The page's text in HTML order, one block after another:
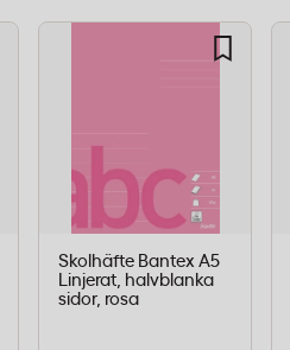
Skolhäfte Bantex A5
Linjerat, halvblanka
sidor, rosa